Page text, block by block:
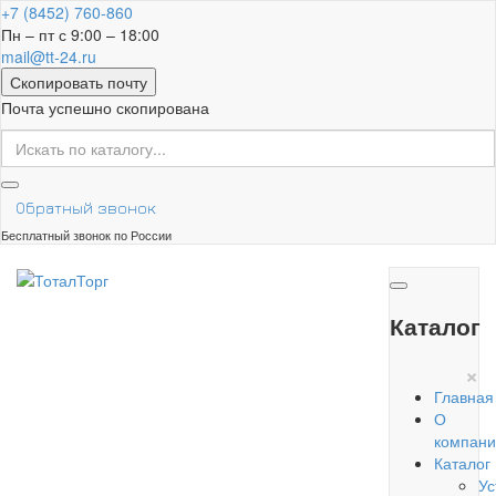
+7 (8452) 760-860
Пн – пт с 9:00 – 18:00
mail@tt-24.ru
Скопировать почту
Почта успешно скопирована
Обратный звонок
Бесплатный звонок по России
Каталог
×
Главная
О
Каталог